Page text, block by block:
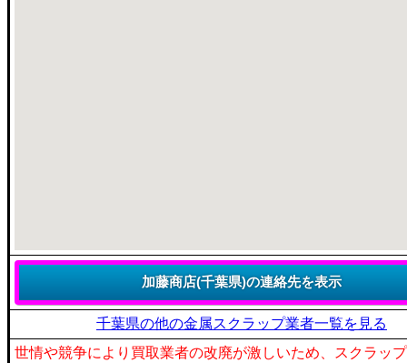
千葉県の他の金属スクラップ業者一覧を見る
世情や競争により買取業者の改廃が激しいため、スクラッ